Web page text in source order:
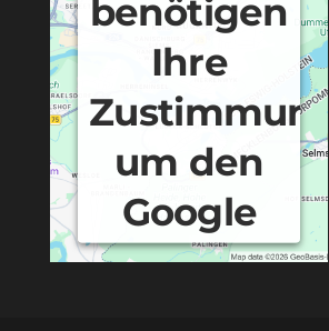
benötigen
Ihre
Zustimmung,
um den
Google
Maps-